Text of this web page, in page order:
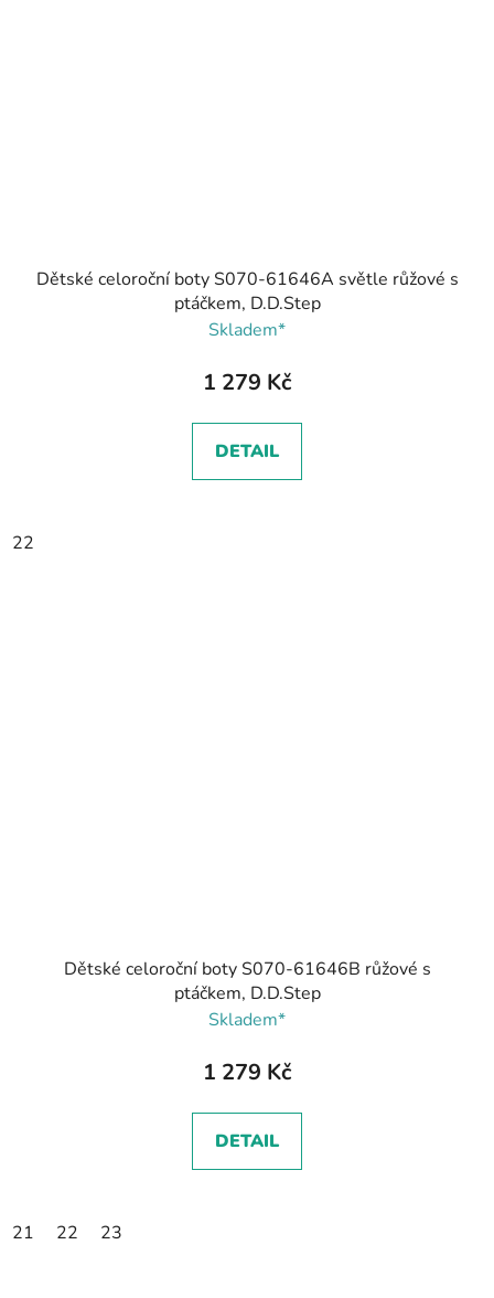
Dětské celoroční boty S070-61646A světle růžové s
ptáčkem, D.D.Step
Skladem*
1 279 Kč
DETAIL
22
Dětské celoroční boty S070-61646B růžové s
ptáčkem, D.D.Step
Skladem*
1 279 Kč
DETAIL
21 22 23